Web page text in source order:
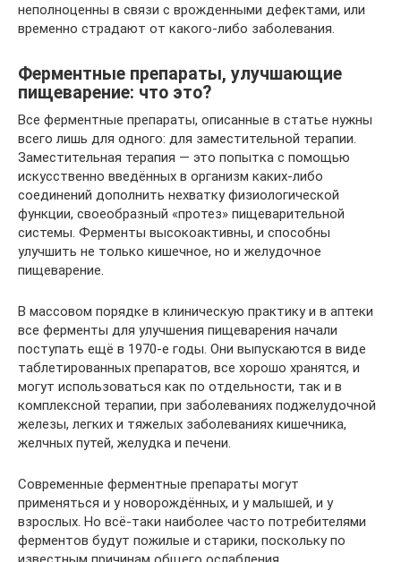
неполноценны в связи с врожденными дефектами, или
временно страдают от какого-либо заболевания.
Ферментные препараты, улучшающие
пищеварение: что это?
Все ферментные препараты, описанные в статье нужны
всего лишь для одного: для заместительной терапии.
Заместительная терапия — это попытка с помощью
искусственно введённых в организм каких-либо
соединений дополнить нехватку физиологической
функции, своеобразный «протез» пищеварительной
системы. Ферменты высокоактивны, и способны
улучшить не только кишечное, но и желудочное
пищеварение.
В массовом порядке в клиническую практику и в аптеки
все ферменты для улучшения пищеварения начали
поступать ещё в 1970-е годы. Они выпускаются в виде
таблетированных препаратов, все хорошо хранятся, и
могут использоваться как по отдельности, так и в
комплексной терапии, при заболеваниях поджелудочной
железы, легких и тяжелых заболеваниях кишечника,
желчных путей, желудка и печени.
Современные ферментные препараты могут
применяться и у новорождённых, и у малышей, и у
взрослых. Но всё-таки наиболее часто потребителями
ферментов будут пожилые и старики, поскольку по